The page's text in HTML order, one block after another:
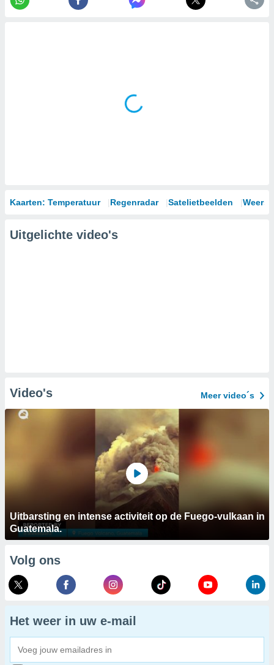
Kaarten: Temperatuur Regenradar Satelietbeelden
Uitgelichte video's
Video's Meer video´s
Uitbarsting en intense activiteit op de Fuego-vulkaan in
Guatemala.
Volg ons
Het weer in uw e-mail